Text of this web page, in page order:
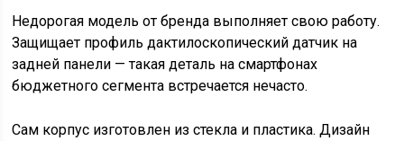
Недорогая модель от бренда выполняет свою работу.
Защищает профиль дактилоскопический датчик на
задней панели — такая деталь на смартфонах
бюджетного сегмента встречается нечасто.
Сам корпус изготовлен из стекла и пластика. Дизайн